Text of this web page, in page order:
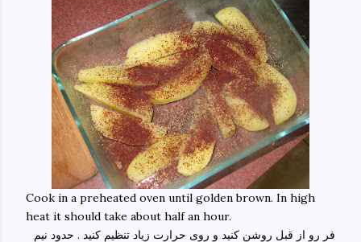
Cook in a preheated oven until golden brown. In high
heat it should take about half an hour.
فر رو از قبل روشن کنید و روی حرارت زیاد تنظیم کنید . حدود نیم